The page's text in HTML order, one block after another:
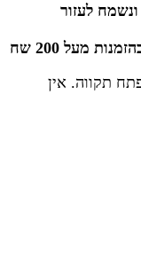
לעזור
מעל 200 שח
תקווה. אין